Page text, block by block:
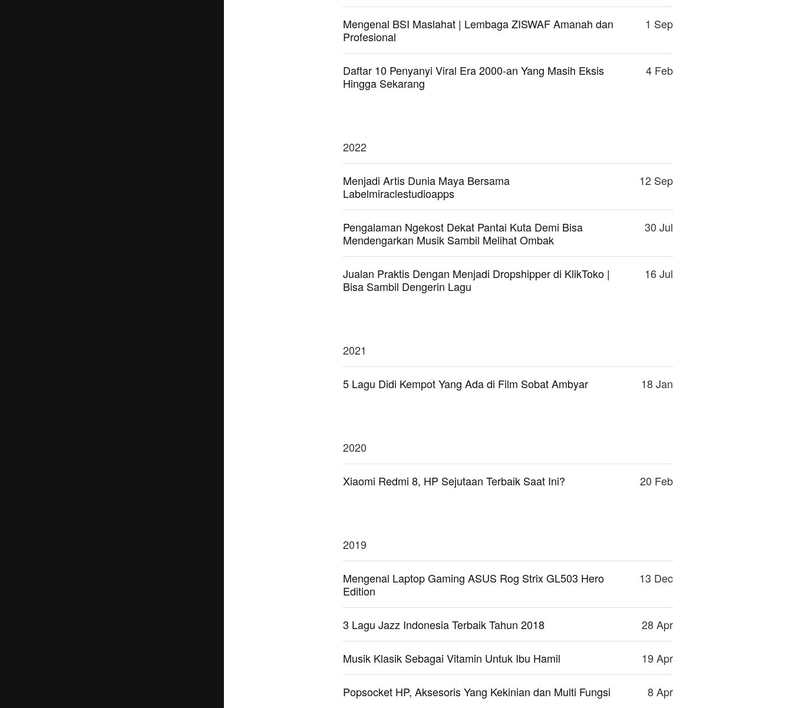
Mengenal BSI Maslahat | Lembaga ZISWAF Amanah dan
Profesional
1 Sep
Daftar 10 Penyanyi Viral Era 2000-an Yang Masih Eksis
Hingga Sekarang
4 Feb
2022
Menjadi Artis Dunia Maya Bersama
Labelmiraclestudioapps
12 Sep
Pengalaman Ngekost Dekat Pantai Kuta Demi Bisa
Mendengarkan Musik Sambil Melihat Ombak
30 Jul
Jualan Praktis Dengan Menjadi Dropshipper di KlikToko |
Bisa Sambil Dengerin Lagu
16 Jul
2021
5 Lagu Didi Kempot Yang Ada di Film Sobat Ambyar 18 Jan
2020
Xiaomi Redmi 8, HP Sejutaan Terbaik Saat Ini? 20 Feb
2019
Mengenal Laptop Gaming ASUS Rog Strix GL503 Hero
Edition
13 Dec
3 Lagu Jazz Indonesia Terbaik Tahun 2018 28 Apr
Musik Klasik Sebagai Vitamin Untuk Ibu Hamil 19 Apr
Popsocket HP, Aksesoris Yang Kekinian dan Multi Fungsi 8 Apr